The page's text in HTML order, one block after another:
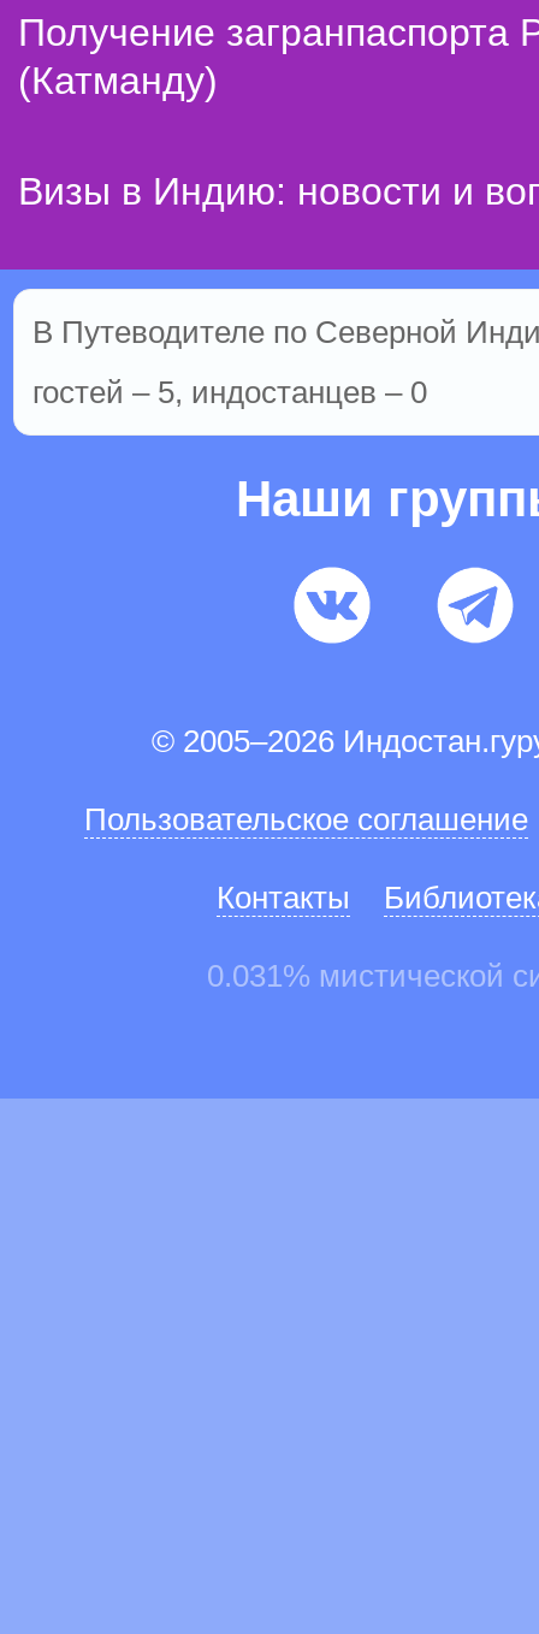
Получение
(Катманду)
Визы в Индию: новости и
В Путеводителе по Северной
гостей – 5, индостанцев – 0
Наши
© 2005–2026
Пользовательское соглашение
Контакты
0.031% мистической